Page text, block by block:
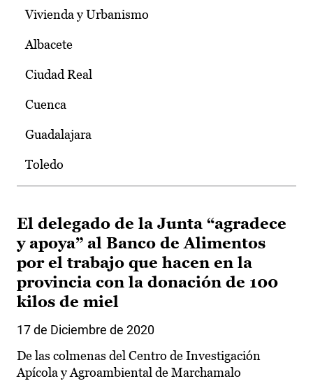
Vivienda y Urbanismo
Albacete
Ciudad Real
Cuenca
Guadalajara
Toledo
El delegado de la Junta “agradece
y apoya” al Banco de Alimentos
por el trabajo que hacen en la
provincia con la donación de 100
kilos de miel
17 de Diciembre de 2020
De las colmenas del Centro de Investigación
Apícola y Agroambiental de Marchamalo